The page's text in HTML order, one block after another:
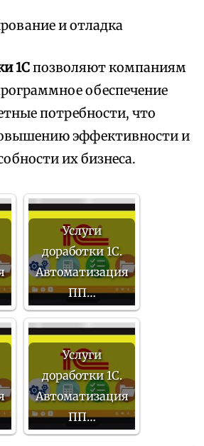
и отладка
1Спозволяют компаниям
обеспечение
потребности, что
эффективности и
их бизнеса.
Услуги
доработки 1С.
Автоматизация
ПП…
Услуги
доработки 1С.
Автоматизация
ПП…